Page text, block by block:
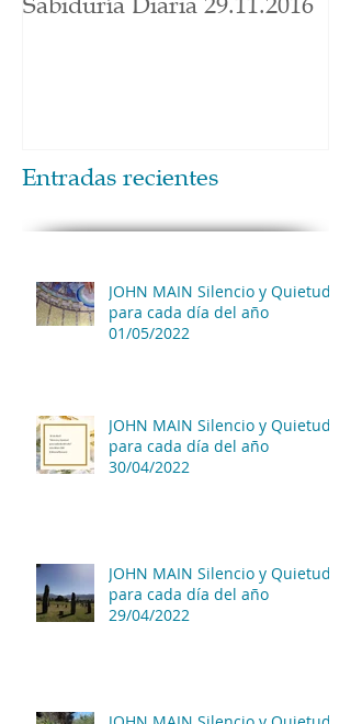
Entradas recientes
JOHN MAIN Silencio y Quietud
para cada día del año
01/05/2022
JOHN MAIN Silencio y Quietud
para cada día del año
30/04/2022
JOHN MAIN Silencio y Quietud
para cada día del año
29/04/2022